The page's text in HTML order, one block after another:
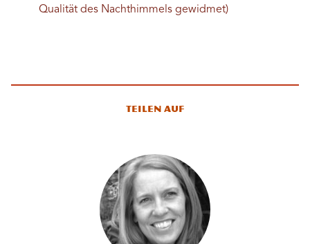
Qualität des Nachthimmels gewidmet)
Teilen auf